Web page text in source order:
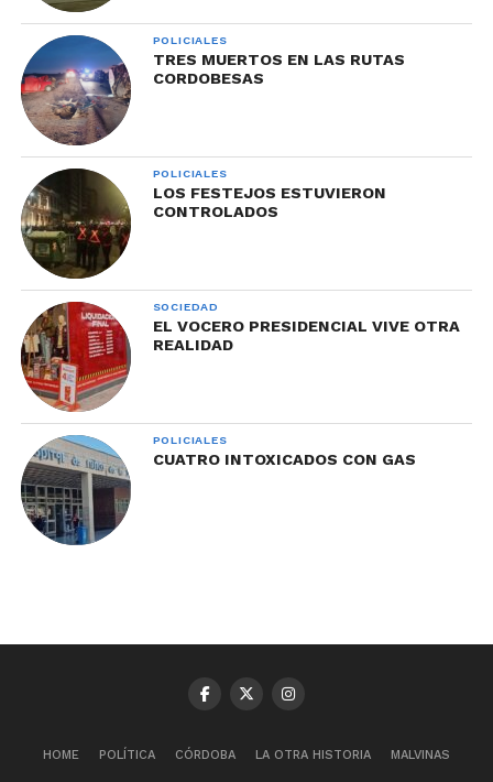
POLICIALES
TRES MUERTOS EN LAS RUTAS
CORDOBESAS
POLICIALES
LOS FESTEJOS ESTUVIERON
CONTROLADOS
SOCIEDAD
EL VOCERO PRESIDENCIAL VIVE OTRA
REALIDAD
POLICIALES
CUATRO INTOXICADOS CON GAS
HOME POLÍTICA CÓRDOBA LA OTRA HISTORIA MALVINAS